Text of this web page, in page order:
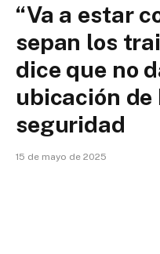
“Va a estar
sepan los
dice que no
ubicación de
seguridad
15 de mayo de 2025